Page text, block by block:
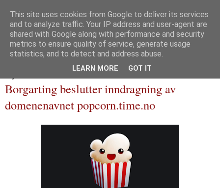
Immaterialretts­trollet
En blogg om immaterialrett og tilliggende herligheter
Borgarting beslutter inndragning av
domenenavnet popcorn.time.no
This site uses cookies from Google to deliver its services
and to analyze traffic. Your IP address and user-agent are
shared with Google along with performance and security
metrics to ensure quality of service, generate usage
statistics, and to detect and address abuse.
LEARN MORE GOT IT